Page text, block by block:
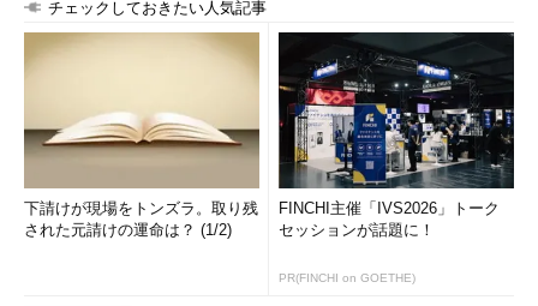
チェックしておきたい人気記事
下請けが現場をトンズラ。取り残
された元請けの運命は？ (1/2)
FINCHI主催「IVS2026」トーク
セッションが話題に！
PR(FINCHI on GOETHE)